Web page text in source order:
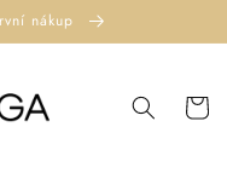
nákup
Košík